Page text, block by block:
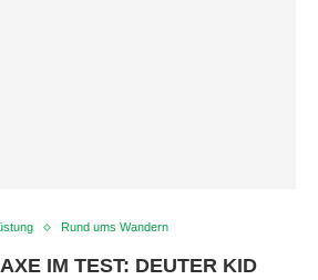
Rund ums Wandern
IM TEST: DEUTER KID